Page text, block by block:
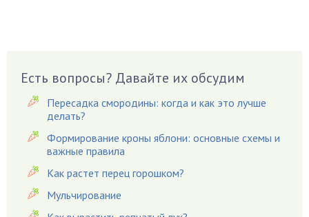
Вешенки
Виноград
Вредители
Гардения
Гацания
Гвоздики
Георгины
Есть вопросы? Давайте их обсудим
Пересадка смородины: когда и как это лучше
делать?
Формирование кроны яблони: основные схемы и
важные правила
Как растет перец горошком?
Мульчирование